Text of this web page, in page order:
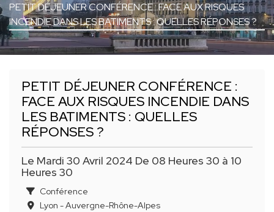
PETIT DÉJEUNER CONFÉRENCE : FACE AUX RISQUES
INCENDIE DANS LES BATIMENTS : QUELLES RÉPONSES ?
PETIT DÉJEUNER CONFÉRENCE :
FACE AUX RISQUES INCENDIE DANS
LES BATIMENTS : QUELLES
RÉPONSES ?
Le Mardi 30 Avril 2024 De 08 Heures 30 à 10
Heures 30
Conférence
Lyon - Auvergne-Rhône-Alpes